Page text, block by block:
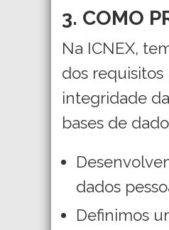
3. COMO
Na ICNEX,
dos
integridade
bases de
dados
Definimos